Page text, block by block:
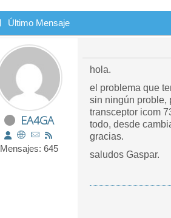
Último Mensaje
EA4GA
Mensajes: 645
hola.
el problema que
sin ningún proble,
transceptor icom
todo, desde
gracias.
saludos Gaspar.